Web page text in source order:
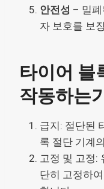
안전성 – 밀
자 보호를 보
타이어 블
작동하는
급지: 절단된
록 절단 기계
고정 및 고정:
단히 고정하